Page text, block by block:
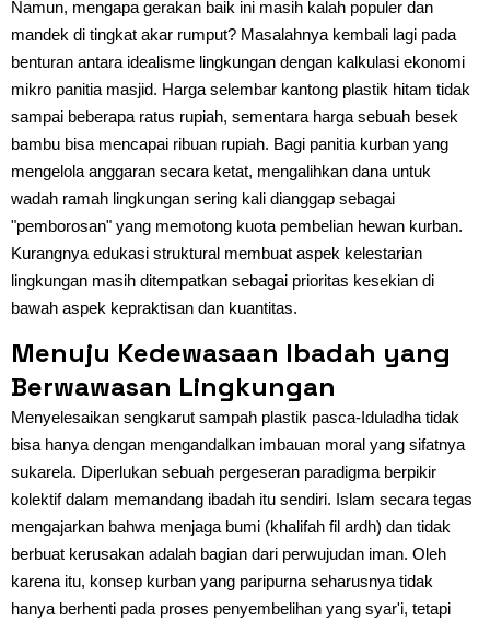
Namun, mengapa gerakan baik ini masih kalah populer dan
mandek di tingkat akar rumput? Masalahnya kembali lagi pada
benturan antara idealisme lingkungan dengan kalkulasi ekonomi
mikro panitia masjid. Harga selembar kantong plastik hitam tidak
sampai beberapa ratus rupiah, sementara harga sebuah besek
bambu bisa mencapai ribuan rupiah. Bagi panitia kurban yang
mengelola anggaran secara ketat, mengalihkan dana untuk
wadah ramah lingkungan sering kali dianggap sebagai
"pemborosan" yang memotong kuota pembelian hewan kurban.
Kurangnya edukasi struktural membuat aspek kelestarian
lingkungan masih ditempatkan sebagai prioritas kesekian di
bawah aspek kepraktisan dan kuantitas.
Menuju Kedewasaan Ibadah yang
Berwawasan Lingkungan
Menyelesaikan sengkarut sampah plastik pasca-Iduladha tidak
bisa hanya dengan mengandalkan imbauan moral yang sifatnya
sukarela. Diperlukan sebuah pergeseran paradigma berpikir
kolektif dalam memandang ibadah itu sendiri. Islam secara tegas
mengajarkan bahwa menjaga bumi (khalifah fil ardh) dan tidak
berbuat kerusakan adalah bagian dari perwujudan iman. Oleh
karena itu, konsep kurban yang paripurna seharusnya tidak
hanya berhenti pada proses penyembelihan yang syar'i, tetapi